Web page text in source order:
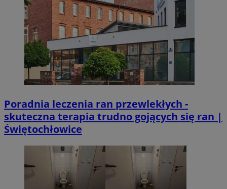
Poradnia leczenia ran przewlekłych -
skuteczna terapia trudno gojących się ran |
Świętochłowice